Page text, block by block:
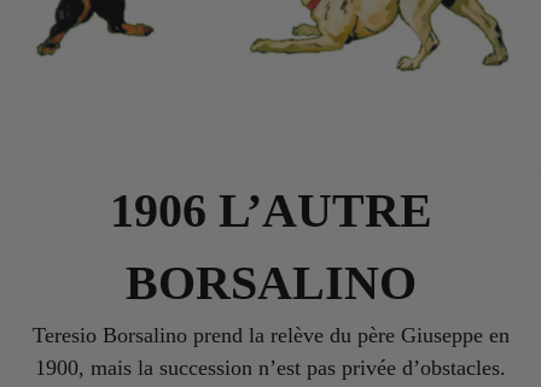
1906 L’AUTRE
BORSALINO
Teresio Borsalino prend la relève du père Giuseppe en
1900, mais la succession n’est pas privée d’obstacles.